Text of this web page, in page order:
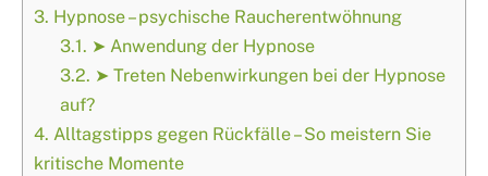
3. Hypnose – psychische Raucherentwöhnung
3.1. ➤ Anwendung der Hypnose
3.2. ➤ Treten Nebenwirkungen bei der Hypnose
auf?
4. Alltagstipps gegen Rückfälle – So meistern Sie
kritische Momente